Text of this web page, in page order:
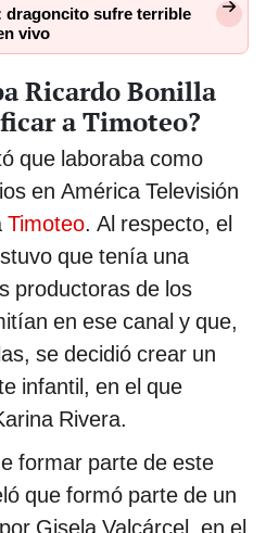
dragoncito sufre terrible
vivo
Ricardo Bonilla
a Timoteo?
que laboraba como
en América Televisión
Timoteo. Al respecto, el
que tenía una
productoras de los
en ese canal y que,
se decidió crear un
infantil, en el que
Rivera.
formar parte de este
que formó parte de un
Gisela Valcárcel, en el